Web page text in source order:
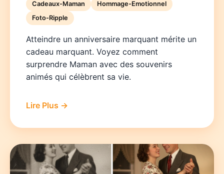
Cadeaux-Maman
Hommage-Emotionnel
Foto-Ripple
Atteindre un anniversaire marquant mérite un
cadeau marquant. Voyez comment
surprendre Maman avec des souvenirs
animés qui célèbrent sa vie.
Lire Plus →